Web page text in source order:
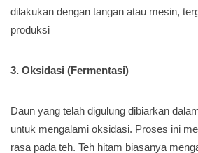
dilakukan dengan tangan atau mesin,
produksi
3. Oksidasi (Fermentasi)
Daun yang telah digulung dibiarkan
untuk mengalami oksidasi. Proses ini
rasa pada teh. Teh hitam biasanya